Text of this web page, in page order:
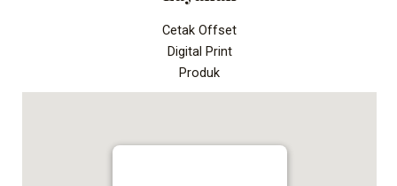
Cetak Offset
Digital Print
Produk